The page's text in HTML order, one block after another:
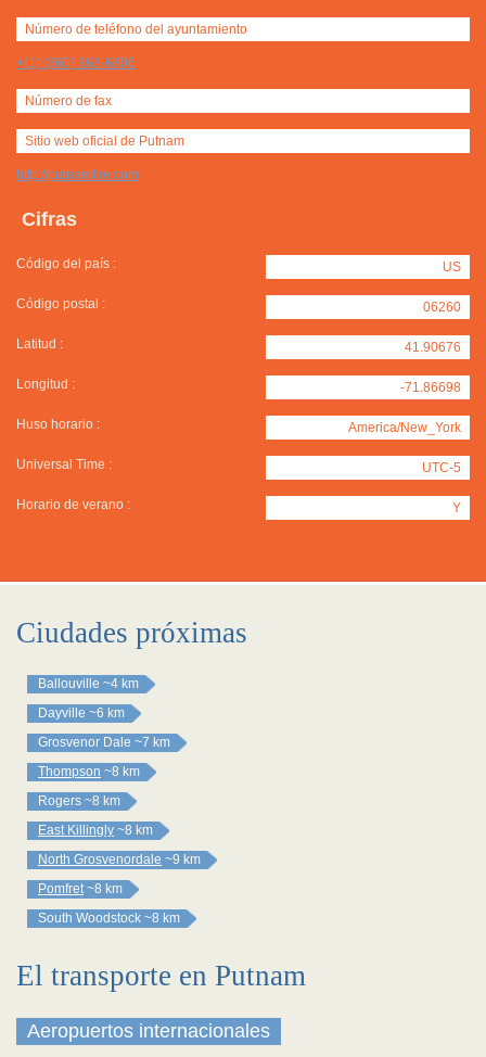
Número de teléfono del ayuntamiento
+(1) (860) 963-6806
Número de fax
Sitio web oficial de Putnam
http://putnamfire.com
Cifras
Código del país : US
Código postal : 06260
Latitud : 41.90676
Longitud : -71.86698
Huso horario : America/New_York
Universal Time : UTC-5
Horario de verano : Y
Ciudades próximas
Ballouville ~4 km
Dayville ~6 km
Grosvenor Dale ~7 km
Thompson ~8 km
Rogers ~8 km
East Killingly ~8 km
North Grosvenordale ~9 km
Pomfret ~8 km
South Woodstock ~8 km
El transporte en Putnam
Aeropuertos internacionales